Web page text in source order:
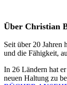
Über Christian
Seit über 20 Jahren
und die Fähigkeit,
In 26 Ländern hat
neuen Haltung zu